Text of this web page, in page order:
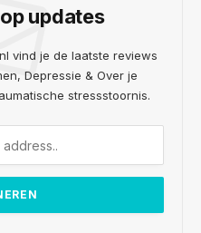
updates
vind je de laatste reviews
Depressie & Over je
stressstoornis.